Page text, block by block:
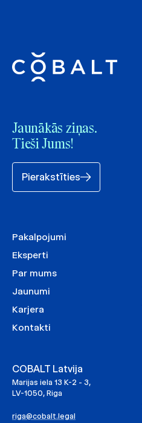
Jaunākās ziņas.
Tieši Jums!
Pierakstīties
Pakalpojumi
Eksperti
Par mums
Jaunumi
Karjera
Kontakti
COBALT Latvija
Marijas iela 13 K-2 - 3,
LV-1050, Riga
riga@cobalt.legal